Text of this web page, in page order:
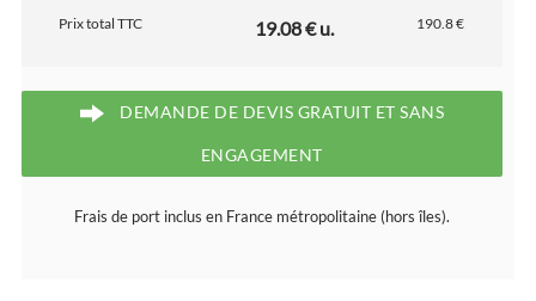
Prix total TTC 19.08 € u. 190.8 €
DEMANDE DE DEVIS GRATUIT ET SANS
ENGAGEMENT
Frais de port inclus en France métropolitaine (hors îles).